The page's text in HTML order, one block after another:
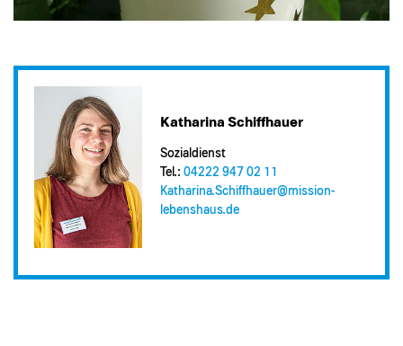
Katharina Schiffhauer
Sozialdienst
Tel.: 04222 947 02 11
Katharina.Schiffhauer@​mission-
lebenshaus.de